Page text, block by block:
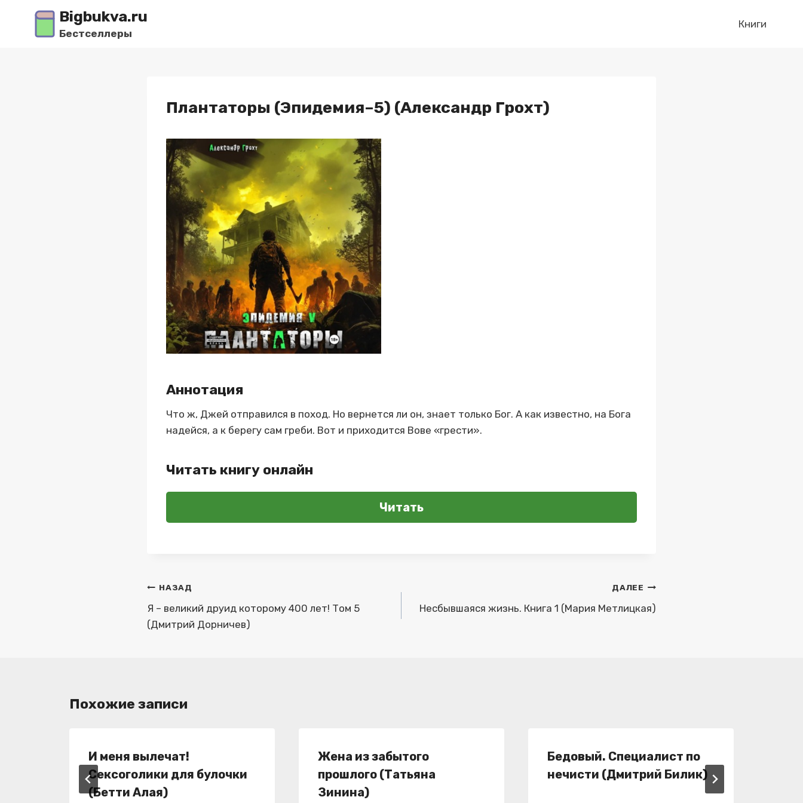
Перейти
содержимому
Bigbukva.ru
Бестселлеры
Книги
Плантаторы (Эпидемия–5) (Александр Грохт)
Аннотация
Что ж, Джей отправился в поход. Но вернется ли он, знает только Бог. А как известно, на Бога
надейся, а к берегу сам греби. Вот и приходится Вове «грести».
Читать книгу онлайн
Читать
Навигация
по
записям
НАЗАД
Я – великий друид которому 400 лет! Том 5
(Дмитрий Дорничев)
ДАЛЕЕ
Несбывшаяся жизнь. Книга 1 (Мария Метлицкая)
Похожие записи
И меня вылечат!
Сексоголики для булочки
(Бетти Алая)
Жена из забытого
прошлого (Татьяна
Зинина)
Бедовый. Специалист по
нечисти (Дмитрий Билик)